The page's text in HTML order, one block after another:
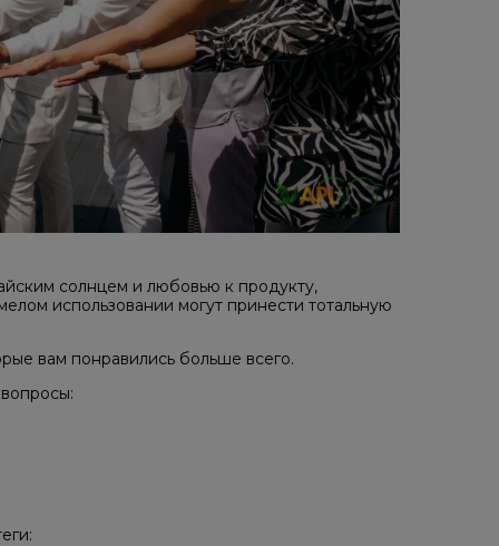
солнцем и любовью к продукту,
использовании могут принести тотальную
вам понравились больше всего.